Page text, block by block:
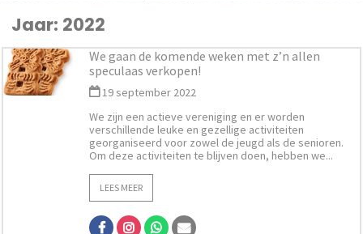
Jaar: 2022
We gaan de komende weken met z’n allen
speculaas verkopen!
19 september 2022
We zijn een actieve vereniging en er worden
verschillende leuke en gezellige activiteiten
georganiseerd voor zowel de jeugd als de senioren.
Om deze activiteiten te blijven doen, hebben we...
LEES MEER